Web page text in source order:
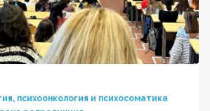
психоонкология и психосоматика